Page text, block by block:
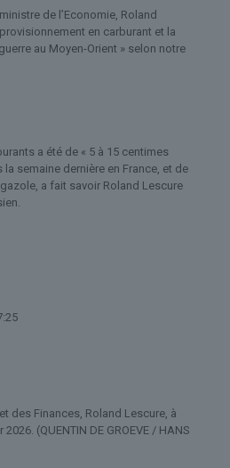
de l’Economie, Roland
en carburant et la
au Moyen-Orient » selon notre
a été de « 5 à 15 centimes
la semaine dernière en France, et de
a fait savoir Roland Lescure
des Finances, Roland Lescure, à
2026. (QUENTIN DE GROEVE / HANS